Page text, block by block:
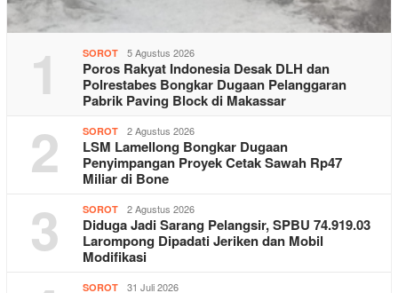
1 SOROT 5 Agustus 2026
Poros Rakyat Indonesia Desak DLH dan
Polrestabes Bongkar Dugaan Pelanggaran
Pabrik Paving Block di Makassar
2 SOROT 2 Agustus 2026
LSM Lamellong Bongkar Dugaan
Penyimpangan Proyek Cetak Sawah Rp47
Miliar di Bone
3 SOROT 2 Agustus 2026
Diduga Jadi Sarang Pelangsir, SPBU 74.919.03
Larompong Dipadati Jeriken dan Mobil
Modifikasi
SOROT 31 Juli 2026